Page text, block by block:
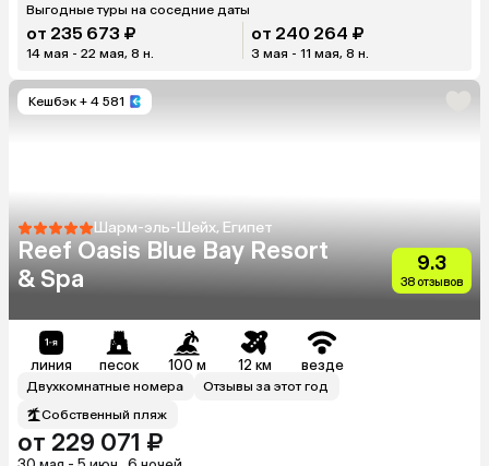
Выгодные туры на соседние даты
от 235 673 ₽
14 мая - 22 мая, 8 н.
от 240 264 ₽
3 мая - 11 мая, 8 н.
Кешбэк + 4 581
Шарм-эль-Шейх, Египет
Reef Oasis Blue Bay Resort
& Spa
9.3
38 отзывов
линия песок 100 м 12 км везде
Двухкомнатные номера
Отзывы за этот год
Собственный пляж
от 229 071 ₽